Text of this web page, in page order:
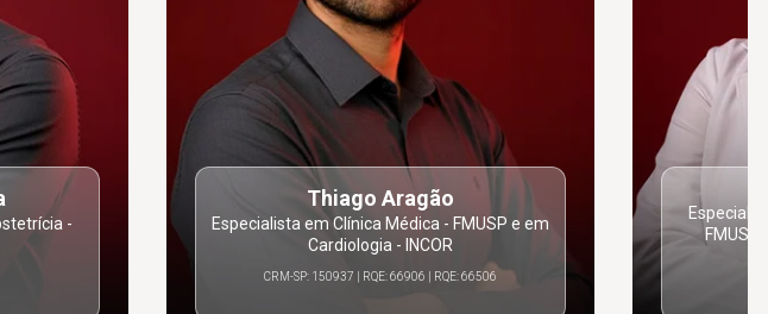
-
Thiago Aragão
Especialista em Clínica Médica - FMUSP e em
Cardiologia - INCOR
CRM-SP: 150937 | RQE: 66906 | RQE: 66506
FMUSP